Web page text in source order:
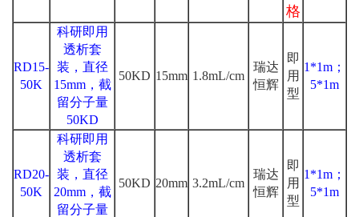
格
RD15-
50K
科研即用
透析套
装，直径
15mm，截
留分子量
50KD
50KD 15mm 1.8mL/cm
瑞达
恒辉
即
用
型
1*1m；
5*1m
RD20-
50K
科研即用
透析套
装，直径
20mm，截
留分子量
50KD 20mm 3.2mL/cm
瑞达
恒辉
即
用
型
1*1m；
5*1m